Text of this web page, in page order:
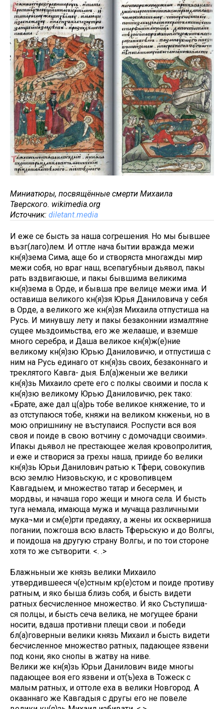
Миниатюры, посвящённые смерти Михаила
Тверского. wikimedia.org
Источник: diletant.media
И еже се бысть за наша согрешения. Но мы бывшее
възг(лаго)лем. И оттле нача бытии вражда межи
кн(я)зема Сима, аще бо и створяста многажды мир
межи собя, но враг наш, всепагубныи дьявол, пакы
рать вздвигаюше, и пакы бывшима великима
кн(я)зема в Орде, и бывша пре велице межи има. И
оставиша великого кн(я)зя Юрья Даниловича у себя
в Орде, а великого же кн(я)зя Михаила отпустиша на
Русь. И минувшу лету и пакы безаконнии измалтяне
сущее мьздоимьства, его же желааше, и вземше
много серебра, и Даша великое кн(я)ж(е)ние
великому кн(я)зю Юрью Даниловичю, и отпустиша с
ним на Русь единаго от кн(я)зь своих, безаконнаго и
треклятого Кавга- дыя. Бл(а)женыи же велики
кн(я)зь Михаило срете его с полкы своими и посла к
кн(я)зю великому Юрью Даниловичю, рек тако:
«Брате, аже дал ц(а)рь тобе великое княжение, то и
аз отступаюся тобе, княжи на великом кнженьи, но в
мою опришнину не въступаися. Роспусти вся воя
своя и поиде в свою вотчину с домочадци своими».
Ипакы дьявол не престающее желая кровопролития,
и еже и створися за грехы наша, прииде бо велики
кн(я)зь Юрьи Данилович ратью к Тфери, совокупив
всю землю Низовьскую, и с кровопивцем
Кавгадыем, и множество татар и бесермен, и
мордвы, и начаша горо жещи и многа села. И бысть
туга немала, имающа мужа и мучаща различными
мука¬ми и см(е)рти предаяху, а жены их оскверниша
погании, пожгоша всю власть Тферьскую и до Волгы,
и поидоша на другую страну Волгы, и по тои стороне
хотя то же сътворити. <. .>
Блажньныи же князь велики Михаило
.утвердившееся ч(е)стным кр(е)стом и поиде противу
ратным, и яко быша близь собя, и бысть видети
ратных бесчисленное множество. И яко Съступиша-
ся полцы, и бысть сеча велика, не могущее брани
носити, вдаша противни плещи свои .и победи
бл(а)говерныи велики князь Михаил и бысть видети
бесчисленное множество ратных, падающее язвени
под кони, яко снопы в жатву на ниве.
Велики же кн(я)зь Юрьи Данилович виде многы
падающее воя его язвени и от(ъ)еха в Тожеск с
малым ратных, и оттоле еха в велики Новгород. А
окааннаго же Кавгадыя с другы его не повеле